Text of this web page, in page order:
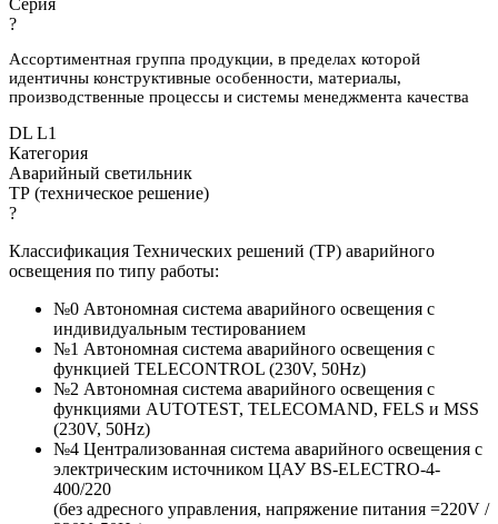
?
Ассортиментная группа продукции, в пределах которой
идентичны конструктивные особенности, материалы,
производственные процессы и системы менеджмента качества
DL L1
Категория
Аварийный светильник
ТР (техническое решение)
?
Классификация Технических решений (ТР) аварийного
освещения по типу работы:
№0 Автономная система аварийного освещения с
индивидуальным тестированием
№1 Автономная система аварийного освещения с
функцией TELECONTROL (230V, 50Hz)
№2 Автономная система аварийного освещения с
функциями AUTOTEST, TELECOMAND, FELS и MSS
(230V, 50Hz)
№4 Централизованная система аварийного освещения с
электрическим источником ЦАУ BS-ELECTRO-4-
400/220
(без адресного управления, напряжение питания =220V /